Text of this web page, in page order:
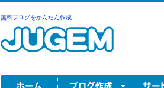
無料ブログをかんたん作成